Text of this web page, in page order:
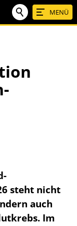
MENÜ
steht nicht
auch
Im